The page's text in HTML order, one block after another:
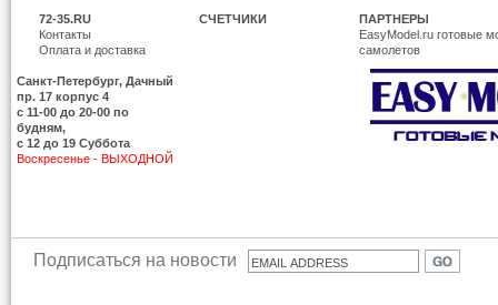
72-35.RU
Контакты
Оплата и доставка
Санкт-Петербург, Дачный
пр. 17 корпус 4
c 11-00 до 20-00 по
будням,
с 12 до 19 Суббота
Воскресенье - ВЫХОДНОЙ
СЧЕТЧИКИ
ПАРТНЕРЫ
EasyModel.ru готовые
самолетов
Подписаться на новости